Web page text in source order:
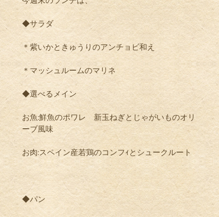
◆サラダ
＊紫いかときゅうりのアンチョビ和え
＊マッシュルームのマリネ
◆選べるメイン
お魚:鮮魚のポワレ 新玉ねぎとじゃがいものオリ
ーブ風味
お肉:スペイン産若鶏のコンフｨとシュークルート
◆パン